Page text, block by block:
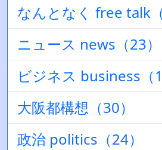
なんとなく free talk（
ニュース news（23）
ビジネス business（
大阪都構想（30）
政治 politics（24）